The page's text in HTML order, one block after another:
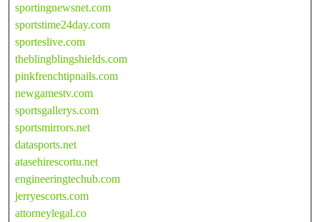
sportingnewsnet.com
sportstime24day.com
sporteslive.com
theblingblingshields.com
pinkfrenchtipnails.com
newgamestv.com
sportsgallerys.com
sportsmirrors.net
datasports.net
atasehirescortu.net
engineeringtechub.com
jerryescorts.com
attorneylegal.co